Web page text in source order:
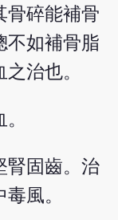
骨碎能補骨
不如補骨脂
治也。
腎固齒。治
風。